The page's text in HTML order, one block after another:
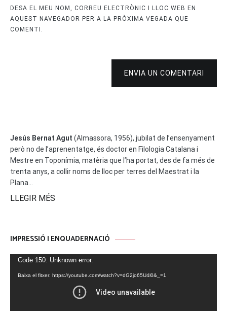
DESA EL MEU NOM, CORREU ELECTRÒNIC I LLOC WEB EN
AQUEST NAVEGADOR PER A LA PRÒXIMA VEGADA QUE
COMENTI.
ENVIA UN COMENTARI
Jesús Bernat Agut (Almassora, 1956), jubilat de l’ensenyament
però no de l’aprenentatge, és doctor en Filologia Catalana i
Mestre en Toponímia, matèria que l’ha portat, des de fa més de
trenta anys, a collir noms de lloc per terres del Maestrat i la
Plana...
LLEGIR MÉS
IMPRESSIÓ I ENQUADERNACIÓ
Reproductor
vídeo
Code 150: Unknown error.
Baixa el fitxer: https://youtube.com/watch?v=dG2jo65U4l0&_=1